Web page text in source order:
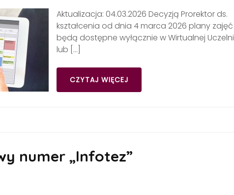
Aktualizacja: 04.03.2026 Decyzją Prorektor ds.
kształcenia od dnia 4 marca 2026 plany zajęć
będą dostępne wyłącznie w Wirtualnej Uczelni
lub […]
CZYTAJ WIĘCEJ
numer „Infotez”